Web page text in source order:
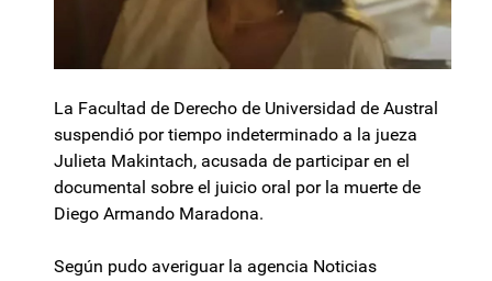
La Facultad de Derecho de Universidad de Austral
suspendió por tiempo indeterminado a la jueza
Julieta Makintach, acusada de participar en el
documental sobre el juicio oral por la muerte de
Diego Armando Maradona.
Según pudo averiguar la agencia Noticias